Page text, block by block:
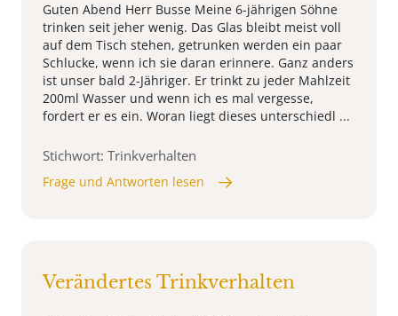
Guten Abend Herr Busse Meine 6-jährigen Söhne
trinken seit jeher wenig. Das Glas bleibt meist voll
auf dem Tisch stehen, getrunken werden ein paar
Schlucke, wenn ich sie daran erinnere. Ganz anders
ist unser bald 2-Jähriger. Er trinkt zu jeder Mahlzeit
200ml Wasser und wenn ich es mal vergesse,
fordert er es ein. Woran liegt dieses unterschiedl ...
Stichwort: Trinkverhalten
Frage und Antworten lesen
Verändertes Trinkverhalten